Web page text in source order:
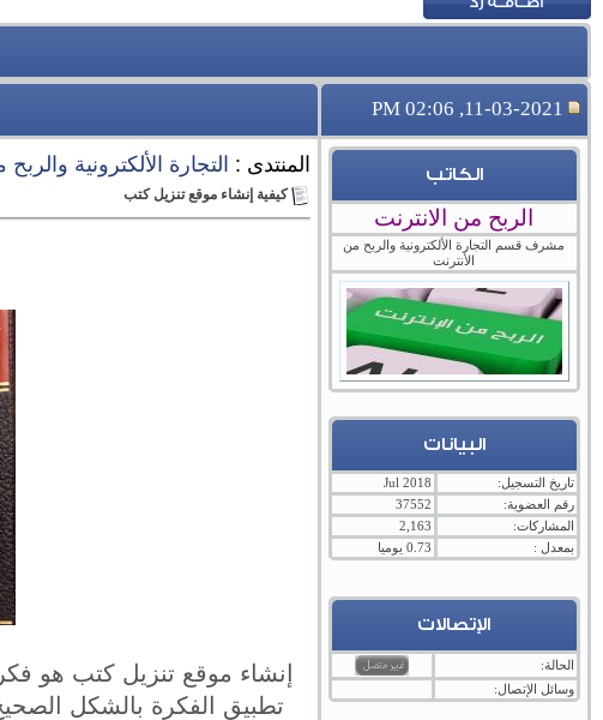
11-03-2021, 02:06 PM
الكاتب
الربح من الانترنت
مشرف قسم التجارة الألكترونية والربح من
الأنترنت
البيانات
تاريخ التسجيل:
Jul 2018
رقم العضوية:
37552
المشاركات:
2,163
بمعدل :
0.73 يوميا
الإتصالات
الحالة:
وسائل الإتصال:
المنتدى : التجارة الألكترونية
كيفية إنشاء موقع تنزيل كتب
إنشاء موقع تنزيل كتب هو
تطبيق الفكرة بالشكل